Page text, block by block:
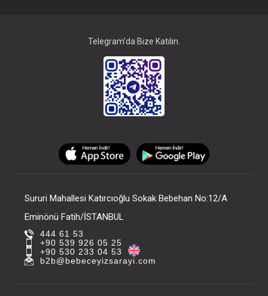
Telegram'da Bize Katılın.
Sururi Mahallesi Katırcıoğlu Sokak Bebehan No:12/A
Eminönü Fatih/İSTANBUL
444 61 53
+90 539 926 05 25
+90 530 233 04 53
b2b@bebeceyizsarayi.com